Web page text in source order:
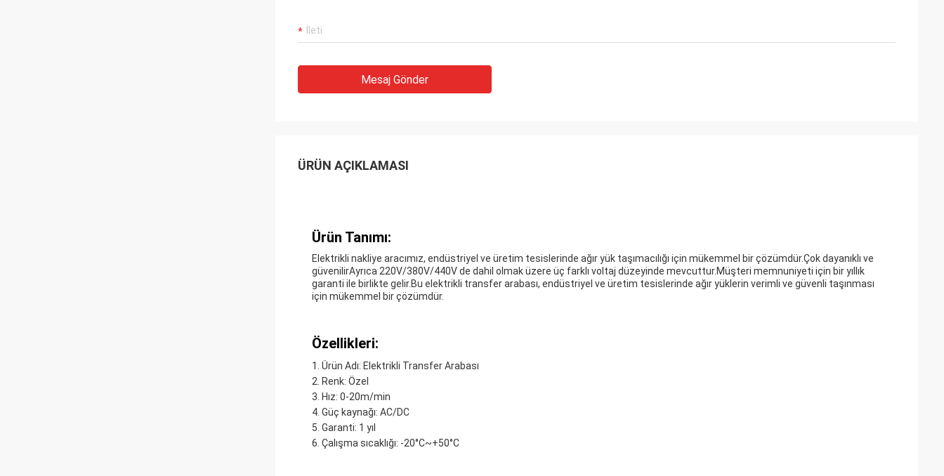
Mesaj Gönder
ÜRÜN AÇIKLAMASI
Ürün Tanımı:
Elektrikli nakliye aracımız, endüstriyel ve üretim tesislerinde ağır yük taşımacılığı için mükemmel bir çözümdür.Çok dayanıklı ve
güvenilirAyrıca 220V/380V/440V de dahil olmak üzere üç farklı voltaj düzeyinde mevcuttur.Müşteri memnuniyeti için bir yıllık
garanti ile birlikte gelir.Bu elektrikli transfer arabası, endüstriyel ve üretim tesislerinde ağır yüklerin verimli ve güvenli taşınması
için mükemmel bir çözümdür.
Özellikleri:
Ürün Adı: Elektrikli Transfer Arabası
Renk: Özel
Hız: 0-20m/min
Güç kaynağı: AC/DC
Garanti: 1 yıl
Çalışma sıcaklığı: -20°C~+50°C